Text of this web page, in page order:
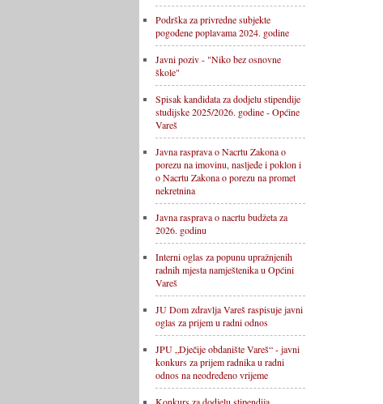
Podrška za privredne subjekte
pogođene poplavama 2024. godine
Javni poziv - "Niko bez osnovne
škole"
Spisak kandidata za dodjelu stipendije
studijske 2025/2026. godine - Općine
Vareš
Javna rasprava o Nacrtu Zakona o
porezu na imovinu, nasljeđe i poklon i
o Nacrtu Zakona o porezu na promet
nekretnina
Javna rasprava o nacrtu budžeta za
2026. godinu
Interni oglas za popunu upražnjenih
radnih mjesta namještenika u Općini
Vareš
JU Dom zdravlja Vareš raspisuje javni
oglas za prijem u radni odnos
JPU „Dječije obdanište Vareš“ - javni
konkurs za prijem radnika u radni
odnos na neodređeno vrijeme